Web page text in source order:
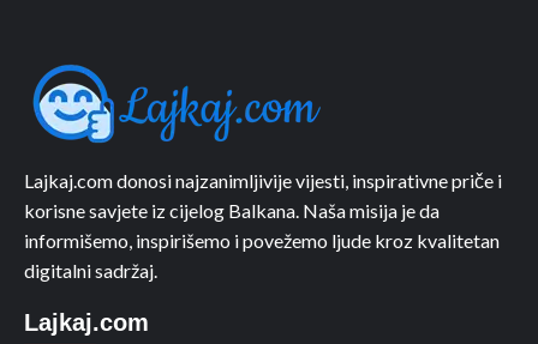
Lajkaj.com donosi najzanimljivije vijesti, inspirativne priče i
korisne savjete iz cijelog Balkana. Naša misija je da
informišemo, inspirišemo i povežemo ljude kroz kvalitetan
digitalni sadržaj.
Lajkaj.com